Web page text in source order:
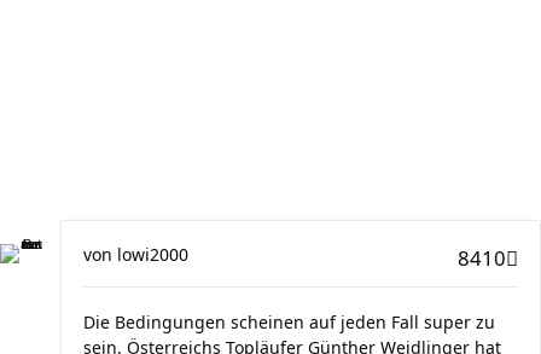
8410
von lowi2000
Die Bedingungen scheinen auf jeden Fall super zu
sein. Österreichs Topläufer Günther Weidlinger hat